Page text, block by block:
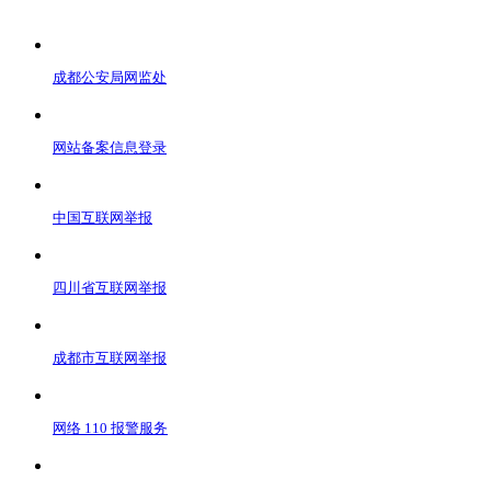
成都公安局网监处
网站备案信息登录
中国互联网举报
四川省互联网举报
成都市互联网举报
网络 110 报警服务